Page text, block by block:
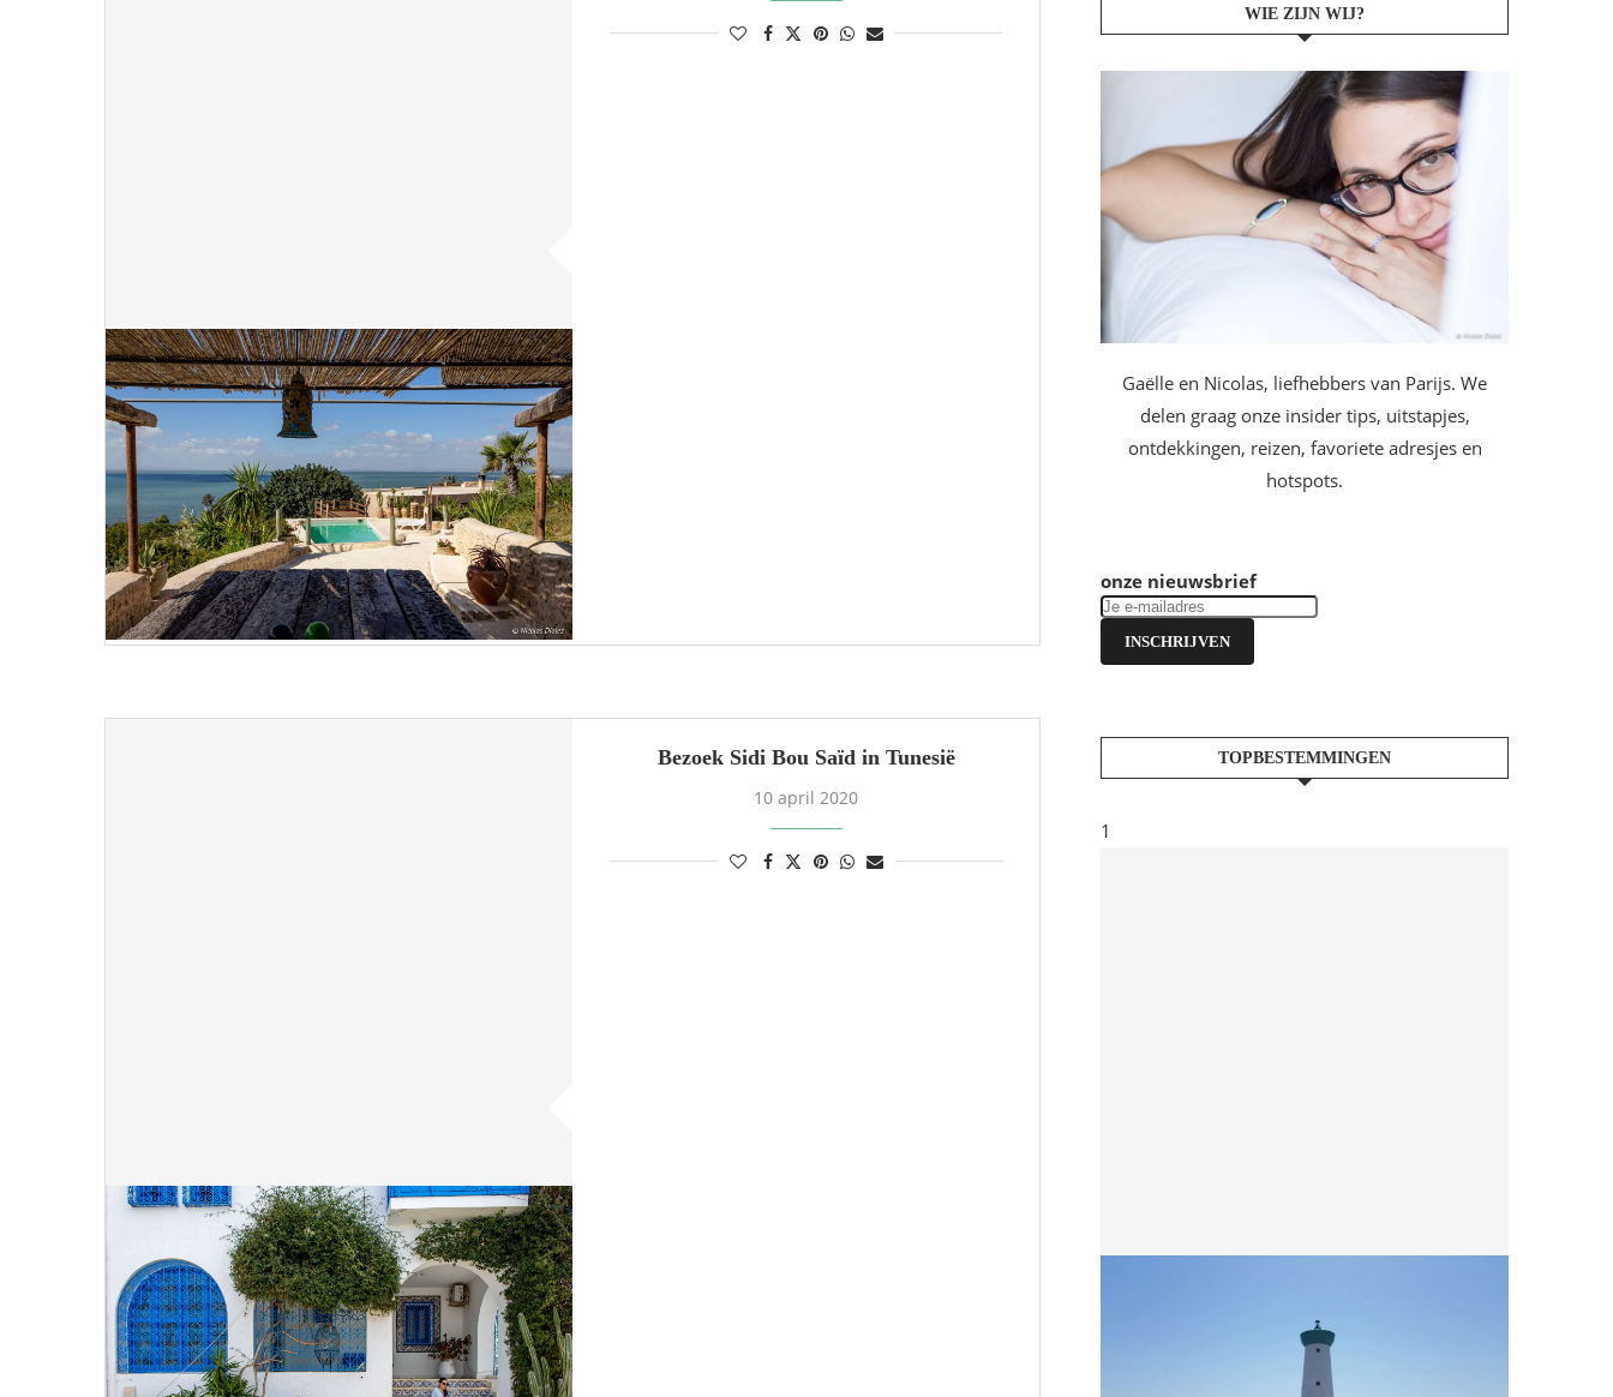
Bezoek Sidi Bou Saïd in Tunesië
10 april 2020
WIE ZIJN WIJ?
Gaëlle en Nicolas, liefhebbers van Parijs. We
delen graag onze insider tips, uitstapjes,
ontdekkingen, reizen, favoriete adresjes en
hotspots.
onze nieuwsbrief
INSCHRIJVEN
TOPBESTEMMINGEN
1